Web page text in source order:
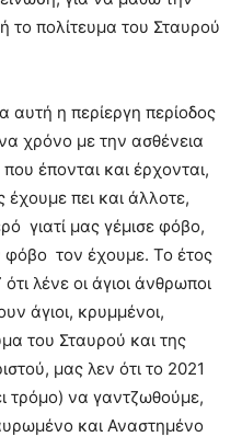
το πολίτευμα του Σταυρού
αυτή η περίεργη περίοδος
χρόνο με την ασθένεια
έπονται και έρχονται,
πει και άλλοτε,
γιατί μας γέμισε φόβο,
φόβο τον έχουμε. Το έτος
λένε οι άγιοι άνθρωποι
άγιοι, κρυμμένοι,
του Σταυρού και της
μας λεν ότι το 2021
τρόμο) να γαντζωθούμε,
και Αναστημένο